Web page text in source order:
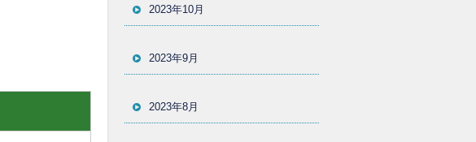
2023年10月
2023年9月
2023年8月